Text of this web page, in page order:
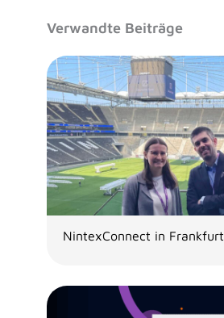
Verwandte Beiträge
NintexConnect in Frankfurt